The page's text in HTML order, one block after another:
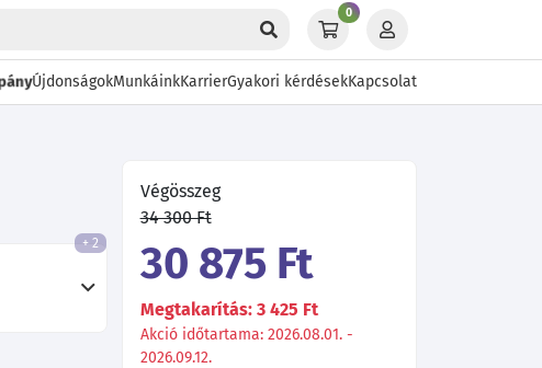
0
ÚjdonságokMunkáinkKarrierGyakori kérdésekKapcsolat
+ 2
Végösszeg
34 300 Ft
30 875 Ft
Megtakarítás: 3 425 Ft
Akció időtartama: 2026.08.01. -
2026.09.12.